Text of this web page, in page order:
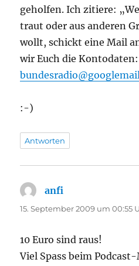
geholfen. Ich zitiere:
traut oder aus anderen
wollt, schickt eine Mail
wir Euch die Kontodaten:
:-)
Antworten
anfi
15. September 2009 um 00:55
10 Euro sind raus!
Viel Spass beim